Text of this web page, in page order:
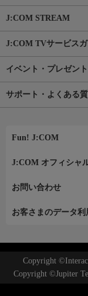
J:COM STREAM
J:COM TVサービス
イベント・プレゼント
サポート・よくある
Fun! J:COM
J:COM オフィシャ
お問い合わせ
お客さまのデータ
Copyright
Copyright ©Jupiter